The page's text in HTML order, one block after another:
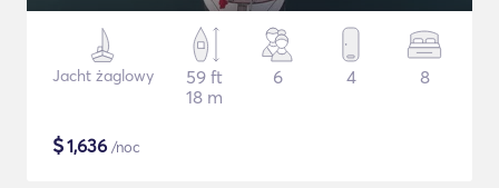
Jacht żaglowy
59 ft
18 m
6 4 8
$1,636 /noc